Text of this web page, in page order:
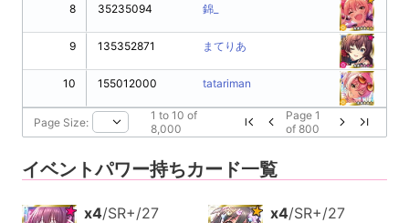
8
9
10
35235094 錦_
135352871 まてりあ
155012000 tatariman
Page Size: 1 to 10 of
8,000
Page 1
of 800
イベントパワー持ちカード一覧
x4/SR+/27
x4/SR+/27